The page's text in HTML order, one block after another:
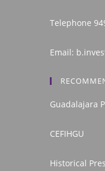
Telephone
Email:
Guadalajara
CEFIHGU
Historical